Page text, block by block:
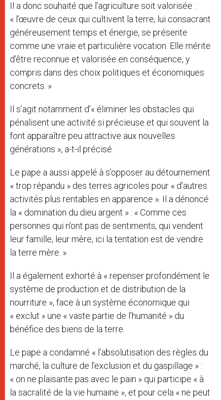
Il a donc souhaité que l’agriculture soit valorisée :
« l’œuvre de ceux qui cultivent la terre, lui consacrant
généreusement temps et énergie, se présente
comme une vraie et particulière vocation. Elle mérite
d’être reconnue et valorisée en conséquence, y
compris dans des choix politiques et économiques
concrets. »
Il s’agit notamment d’« éliminer les obstacles qui
pénalisent une activité si précieuse et qui souvent la
font apparaître peu attractive aux nouvelles
générations », a-t-il précisé.
Le pape a aussi appelé à s’opposer au détournement
« trop répandu » des terres agricoles pour « d’autres
activités plus rentables en apparence ». Il a dénoncé
la « domination du dieu argent » : « Comme ces
personnes qui n’ont pas de sentiments, qui vendent
leur famille, leur mère, ici la tentation est de vendre
la terre mère. »
Il a également exhorté à « repenser profondément le
système de production et de distribution de la
nourriture », face à un système économique qui
« exclut » une « vaste partie de l’humanité » du
bénéfice des biens de la terre.
Le pape a condamné « l’absolutisation des règles du
marché, la culture de l’exclusion et du gaspillage » :
« on ne plaisante pas avec le pain » qui participe « à
la sacralité de la vie humaine », et pour cela « ne peut